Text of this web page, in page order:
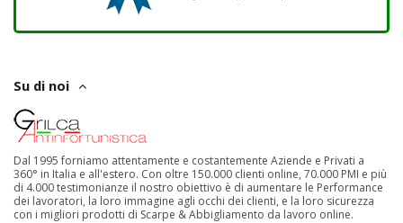
Su di noi
Dal 1995 forniamo attentamente e costantemente Aziende e Privati a
360° in Italia e all'estero. Con oltre 150.000 clienti online, 70.000 PMI e più
di 4.000 testimonianze il nostro obiettivo è di aumentare le Performance
dei lavoratori, la loro immagine agli occhi dei clienti, e la loro sicurezza
con i migliori prodotti di Scarpe & Abbigliamento da lavoro online.